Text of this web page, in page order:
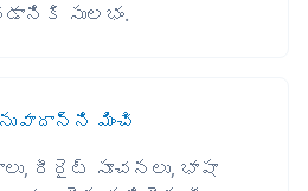
సులభం.
మించి
రీరైట్ సూచనలు, భాషా